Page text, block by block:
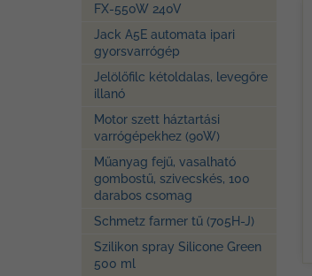
FX-550W 240V
Jack A5E automata ipari
gyorsvarrógép
Jelölőfilc kétoldalas, levegőre
illanó
Motor szett háztartási
varrógépekhez (90W)
Műanyag fejű, vasalható
gombostű, szivecskés, 100
darabos csomag
Schmetz farmer tű (705H-J)
Szilikon spray Silicone Green
500 ml